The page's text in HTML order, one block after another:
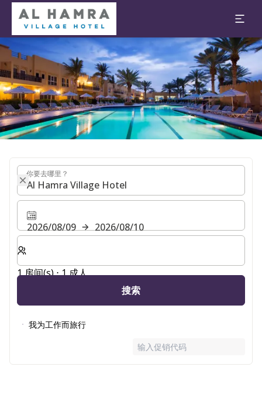
幻灯片1 of1
2026/08/09
2026/08/10
1 房间(s) ⋅ 1 成人
你要去哪里？
你要去哪里？
2026/08/09
2026/08/10
选择房间数和入住人数
1 房间(s) ⋅ 1 成人
搜索
我为工作而旅行
输入促销代码